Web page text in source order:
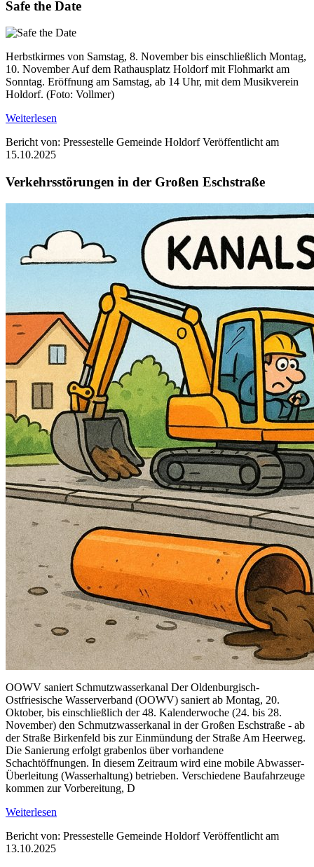
Safe the Date
Herbstkirmes von Samstag, 8. November bis einschließlich Montag,
10. November Auf dem Rathausplatz Holdorf mit Flohmarkt am
Sonntag. Eröffnung am Samstag, ab 14 Uhr, mit dem Musikverein
Holdorf. (Foto: Vollmer)
Weiterlesen
Bericht von: Pressestelle Gemeinde Holdorf Veröffentlicht am
15.10.2025
Verkehrsstörungen in der Großen Eschstraße
OOWV saniert Schmutzwasserkanal Der Oldenburgisch-
Ostfriesische Wasserverband (OOWV) saniert ab Montag, 20.
Oktober, bis einschließlich der 48. Kalenderwoche (24. bis 28.
November) den Schmutzwasserkanal in der Großen Eschstraße - ab
der Straße Birkenfeld bis zur Einmündung der Straße Am Heerweg.
Die Sanierung erfolgt grabenlos über vorhandene
Schachtöffnungen. In diesem Zeitraum wird eine mobile Abwasser-
Überleitung (Wasserhaltung) betrieben. Verschiedene Baufahrzeuge
kommen zur Vorbereitung, D
Weiterlesen
Bericht von: Pressestelle Gemeinde Holdorf Veröffentlicht am
13.10.2025